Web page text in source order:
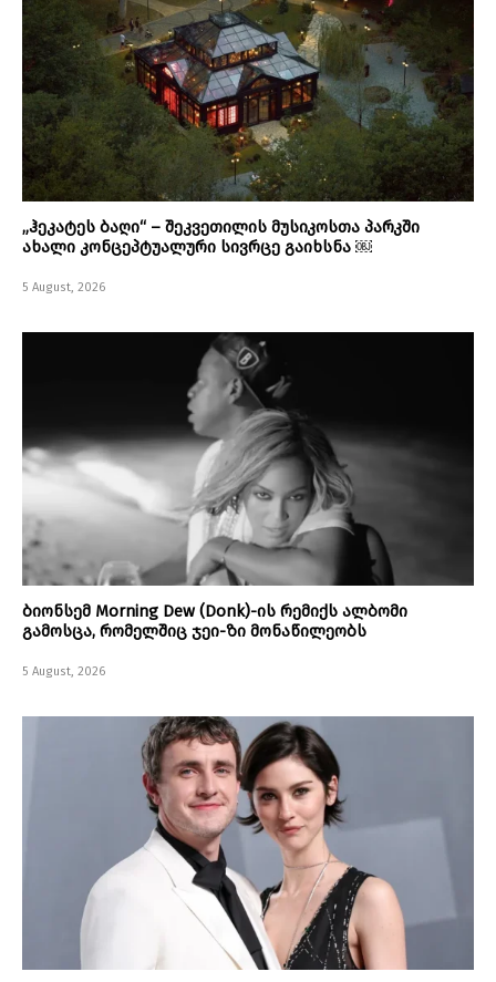
„ჰეკატეს ბაღი“ – შეკვეთილის მუსიკოსთა პარკში
ახალი კონცეპტუალური სივრცე გაიხსნა ￼
5 August, 2026
ბიონსემ Morning Dew (Donk)-ის რემიქს ალბომი
გამოსცა, რომელშიც ჯეი-ზი მონაწილეობს
5 August, 2026